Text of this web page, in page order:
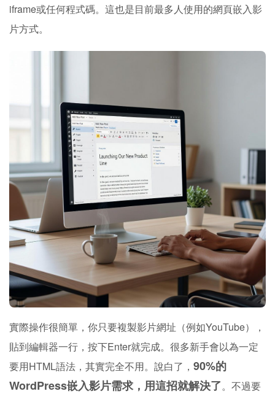
iframe或任何程式碼。這也是目前最多人使用的網頁嵌入影
片方式。
實際操作很簡單，你只要複製影片網址（例如YouTube），
貼到編輯器一行，按下Enter就完成。很多新手會以為一定
要用HTML語法，其實完全不用。說白了， 90%的
WordPress嵌入影片需求，用這招就解決了。不過要